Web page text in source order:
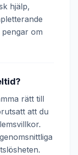
hjälp,
om
rätt till
att du